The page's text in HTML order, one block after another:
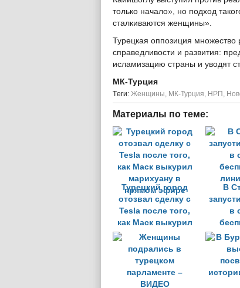
только начало», но подход
сталкиваются женщины».
Турецкая оппозиция
справедливости и развития:
исламизацию страны и уводят
МК-Турция
Tеги: Женщины, МК-Турция, НРП ,
Материалы по теме:
Турецкий город
отозвал сделку с
Tesla после того,
как Маск выкурил
марихуану в
прямом эфире
В
в